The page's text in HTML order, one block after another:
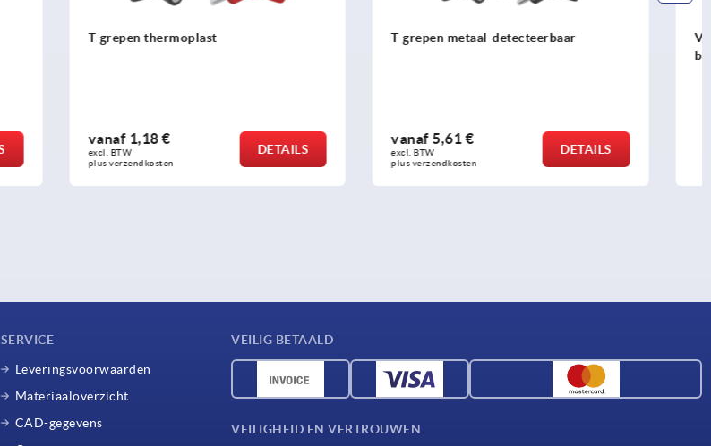
T-grepen metaal-detecteerbaar
vanaf
plus verzendkosten
Vleugelgrepen voor schroeven met
vanaf
plus verzendkosten
SERVICE
Leveringsvoorwaarden
Materiaaloverzicht
CAD-gegevens
VEILIG BETAALD
VEILIGHEID EN VERTROUWEN